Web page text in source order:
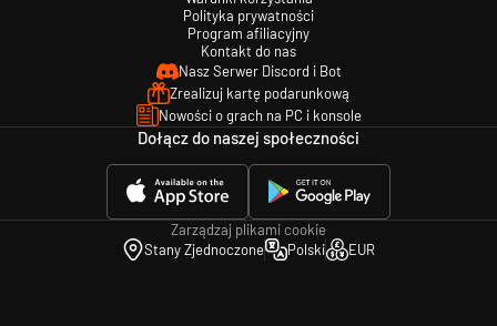
The Sims 2 Impreza – akcesoria
The Sims 2 Moda z H&M – akcesoria
The Sims 2 Młodzieżowy styl
The Sims 2 Kuchnia i łazienka WYSTRÓJ WNĘTRZ
The Sims 2 Mansion & Garden Stuff
Polityka prywatności
Program afiliacyjny
Kontakt do nas
Nasz Serwer Discord i Bot
Zrealizuj kartę podarunkową
Nowości o grach na PC i konsole
Dołącz do naszej społeczności
Zarządzaj plikami cookie
Stany Zjednoczone
Polski EUR